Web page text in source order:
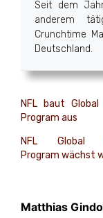
Seit dem
anderem
Crunchtime
Deutschland.
NFL baut Global
Program aus
NFL Global
Program wächst
Matthias